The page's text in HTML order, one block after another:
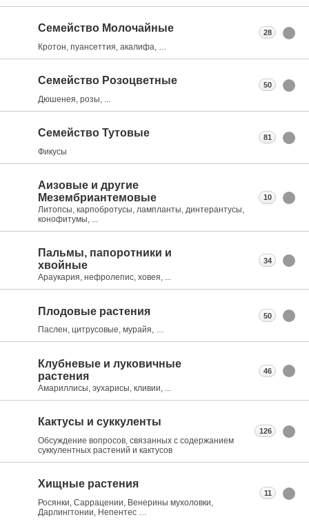
Семейство Молочайные
Кротон, пуансеттия, акалифа, …
28
Семейство Розоцветные
Дюшенея, розы, ...
50
Семейство Тутовые
Фикусы
81
Аизовые и другие
Мезембриантемовые
Литопсы, карпобротусы, лампланты, динтерантусы,
конофитумы, ...
10
Пальмы, папоротники и
хвойные
Араукария, нефролепис, ховея, ...
34
Плодовые растения
Паслен, цитрусовые, мурайя, …
50
Клубневые и луковичные
растения
Амариллисы, эухарисы, кливии, ...
46
Кактусы и суккуленты
Обсуждение вопросов, связанных с содержанием
суккулентных растений и кактусов
126
Хищные растения
Росянки, Саррацении, Венерины мухоловки,
Дарлингтонии, Непентес …
11